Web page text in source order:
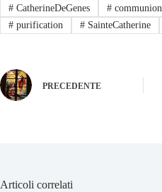
#CatherineDeGenes #communion
#purification #SainteCatherine
PRECEDENTE
Articoli correlati